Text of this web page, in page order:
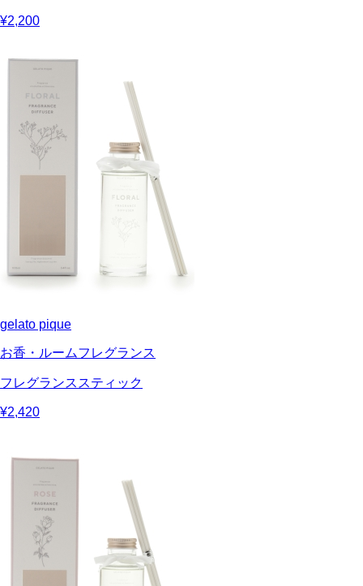
¥2,200
gelato pique
お香・ルームフレグランス
フレグランススティック
¥2,420